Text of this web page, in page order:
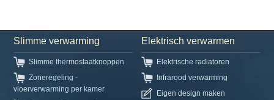
Slimme verwarming
Slimme thermostaatknoppen
Zoneregeling -
vloerverwarming per kamer
Elektrisch verwarmen
Elektrische radiatoren
Infrarood verwarming
Eigen design maken